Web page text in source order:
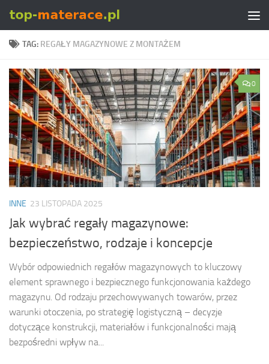
Skip to content
TAG: REGAŁY MAGAZYNOWE Z MONTAŻEM
0
INNE 23 LISTOPADA 2025
Jak wybrać regały magazynowe:
bezpieczeństwo, rodzaje i koncepcje
Wybór odpowiednich regałów magazynowych to kluczowy
element sprawnego i bezpiecznego funkcjonowania każdego
magazynu. Od rodzaju przechowywanych towarów, przez
warunki otoczenia, po strategię logistyczną – decyzje
dotyczące konstrukcji, materiałów i funkcjonalności mają
bezpośredni wpływ na...